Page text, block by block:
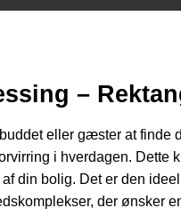
–
eller gæster at finde
i hverdagen. Dette
din bolig. Det er den
der ønsker